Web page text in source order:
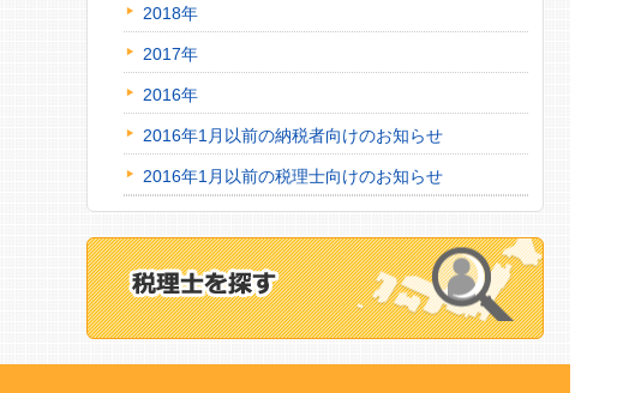
2018年
2017年
2016年
2016年1月以前の納税者向けのお知らせ
2016年1月以前の税理士向けのお知らせ